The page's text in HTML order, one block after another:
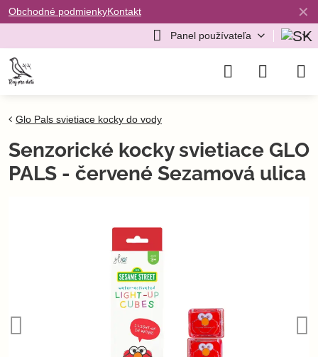
✕
Obchodné podmienkyKontakt
Panel používateľa
Glo Pals svietiace kocky do vody
Senzorické kocky svietiace GLO
PALS - červené Sezamová ulica